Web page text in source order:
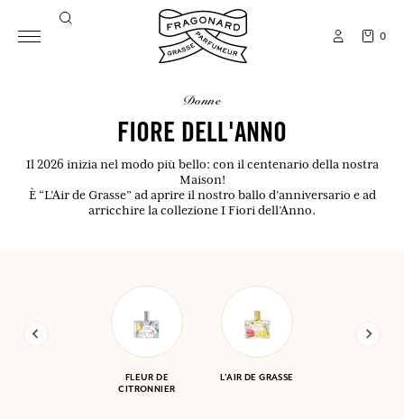
0
donne
FIORE DELL'ANNO
Il 2026 inizia nel modo più bello: con il centenario della nostra
Maison!
È “L’Air de Grasse” ad aprire il nostro ballo d’anniversario e ad
arricchire la collezione I Fiori dell’Anno.
FLEUR DE
CITRONNIER
L'AIR DE GRASSE